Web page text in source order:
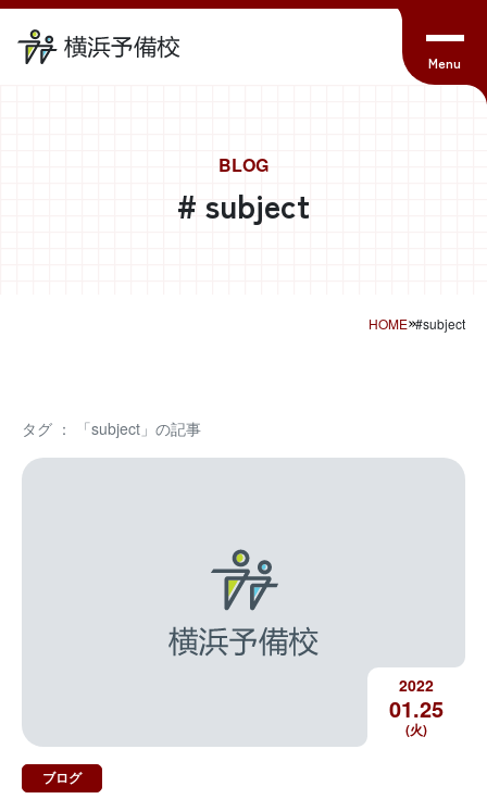
BLOG
# subject
HOME #subject
タグ ： 「subject」の記事
2022
01.25
(火)
ブログ